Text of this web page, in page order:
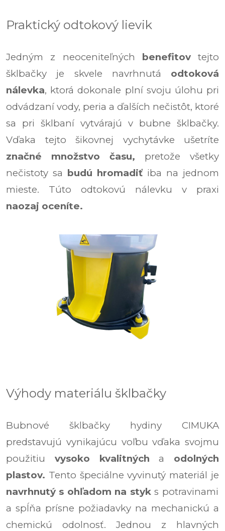
Praktický odtokový lievik
Jedným z neoceniteľných benefitovtejto
šklbačky je skvele navrhnutá odtoková
nálevka, ktorá dokonale plní svoju úlohu pri
odvádzaní vody, peria a ďalších nečistôt, ktoré
sa pri šklbaní vytvárajú v bubne šklbačky.
Vďaka tejto šikovnej vychytávke ušetríte
značné množstvo času, pretože všetky
nečistoty sa budú hromadiť iba na jednom
mieste. Túto odtokovú nálevku v praxi
naozaj oceníte.
Výhody materiálu šklbačky
Bubnové šklbačky hydiny CIMUKA
predstavujú vynikajúcu voľbu vďaka svojmu
použitiu vysoko kvalitných a odolných
plastov. Tento špeciálne vyvinutý materiál je
navrhnutý s ohľadom na styks potravinami
a spĺňa prísne požiadavky na mechanickú a
chemickú odolnosť. Jednou z hlavných